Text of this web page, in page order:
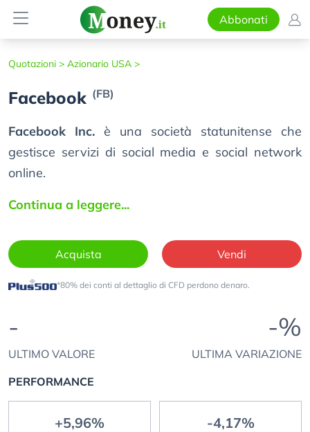
Abbonati
Quotazioni > Azionario USA >
Facebook (FB)
Facebook Inc. è una società statunitense che
gestisce servizi di social media e social network
online.
Continua a leggere...
Acquista Vendi
*80% dei conti al dettaglio di CFD perdono denaro.
-
ULTIMO VALORE
-%
ULTIMA VARIAZIONE
PERFORMANCE
+5,96% -4,17%